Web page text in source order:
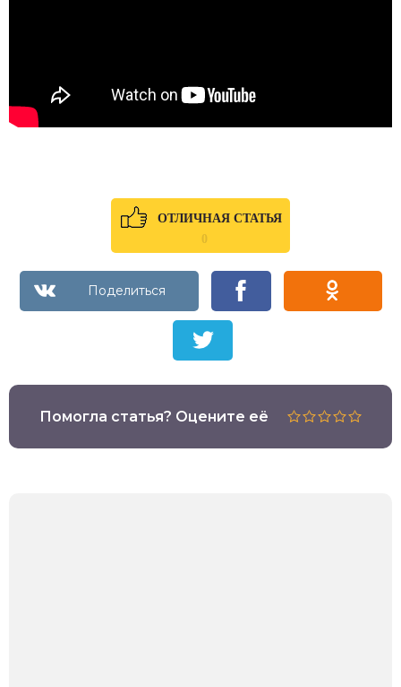
ОТЛИЧНАЯ СТАТЬЯ
0
Помогла статья? Оцените её